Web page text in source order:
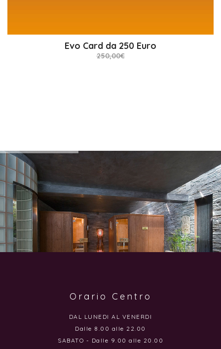
Evo Card da 250 Euro
250,00€
Evo Card da 1000 Euro
1.000,00€
Orario Centro
DAL LUNEDI AL VENERDI
Dalle 8.00 alle 22.00
SABATO - Dalle 9.00 alle 20.00